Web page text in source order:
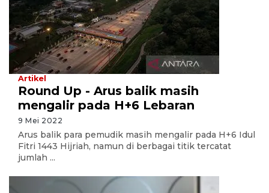
Artikel
Round Up - Arus balik masih
mengalir pada H+6 Lebaran
9 Mei 2022
Arus balik para pemudik masih mengalir pada H+6 Idul
Fitri 1443 Hijriah, namun di berbagai titik tercatat
jumlah ...